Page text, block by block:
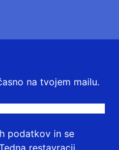
na tvojem mailu.
podatkov in se